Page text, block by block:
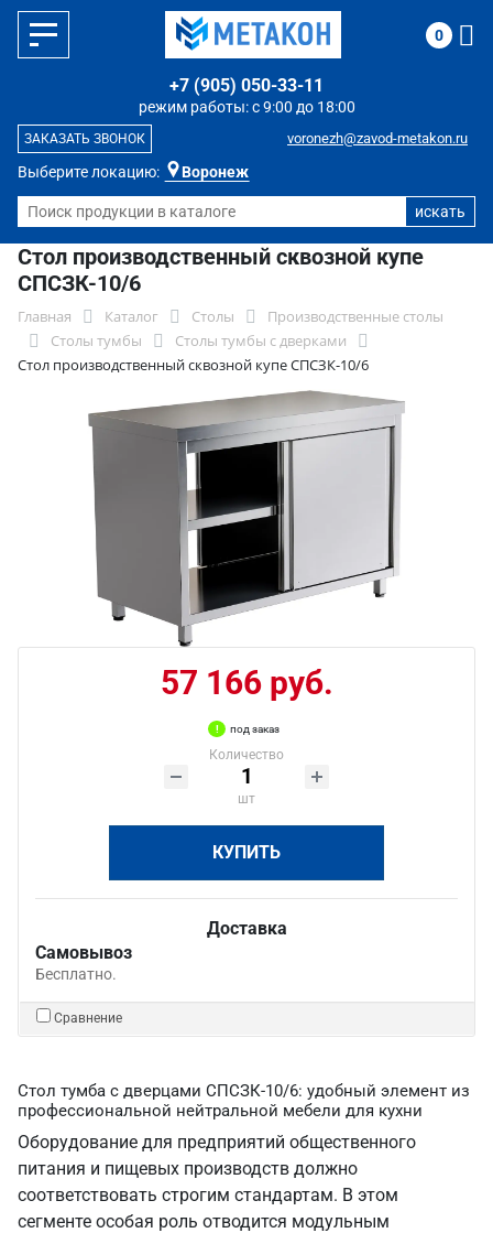
Выберите локацию: Воронеж
режим работы: с 9:00 до 18:00
+7 (905) 050-33-11
voronezh@zavod-metakon.ru
ЗАКАЗАТЬ ЗВОНОК
0
Стол производственный сквозной купе
СПСЗК-10/6
Главная Каталог Столы
Производственные столы
Столы тумбы
Столы тумбы с дверками
Стол производственный сквозной купе СПСЗК-10/6
57 166 руб.
под заказ
Количество
шт
КУПИТЬ
Доставка
Самовывоз
Бесплатно.
Сравнение
Стол тумба с дверцами СПСЗК-10/6: удобный элемент из
профессиональной нейтральной мебели для кухни
Оборудование для предприятий общественного
питания и пищевых производств должно
соответствовать строгим стандартам. В этом
сегменте особая роль отводится модульным